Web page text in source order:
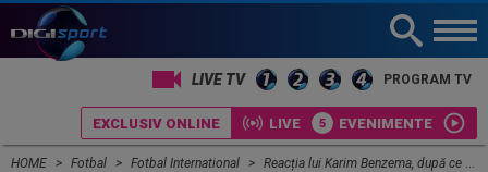
LIVE TV PROGRAM TV
EXCLUSIV ONLINE LIVE EVENIMENTE
HOME Fotbal Fotbal International Reacția lui Karim Benzema, după ce a fost exclus din naționala Franței